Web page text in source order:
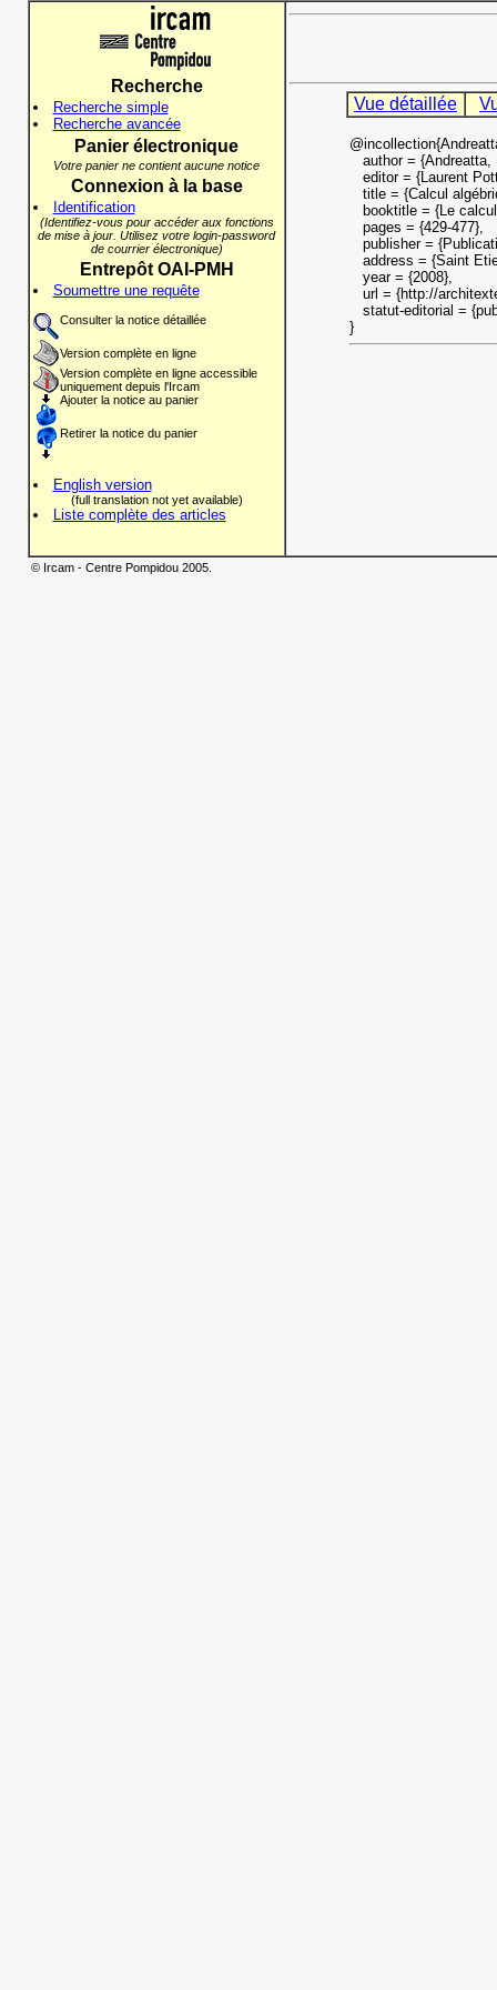
Recherche
Recherche simple
Recherche avancée
Panier électronique
Votre panier ne contient aucune notice
Connexion à la base
Identification
(Identifiez-vous pour accéder aux fonctions
de mise à jour. Utilisez votre login-password
de courrier électronique)
Entrepôt OAI-PMH
Soumettre une requête
Consulter la notice détaillée
Version complète en ligne
Version complète en ligne accessible
uniquement depuis l'Ircam
Ajouter la notice au panier
Retirer la notice du panier
English version
(full translation not yet available)
Liste complète des articles
Vue détaillée
author = {Andreatta,
editor = {Laurent
title = {Calcul
booktitle = {Le
pages = {429-477},
publisher =
address = {Saint
year = {2008},
url = {http://
statut-editorial =
}
© Ircam - Centre Pompidou 2005.